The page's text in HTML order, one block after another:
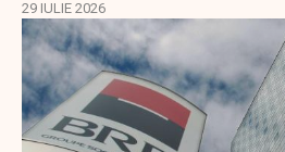
29 IULIE 2026